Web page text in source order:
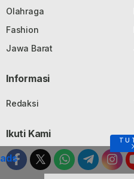
Olahraga
Fashion
Jawa Barat
Informasi
Redaksi
Ikuti Kami
ads